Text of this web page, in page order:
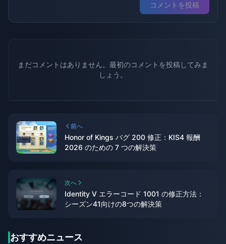
コメントを投稿
まだコメントはありません。最初のコメントを投稿してみま
しょう。
前へ
Honor of Kings バグ 200 修正：KIS4 報酬
2026 のための 7 つの解決策
次へ
Identity V エラーコード 1001 の修正方法：
シーズン41向けの8つの解決策
おすすめニュース